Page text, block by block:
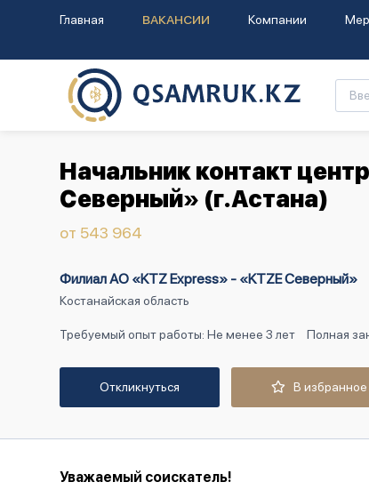
Главная ВАКАНСИИ Компании
Начальник контакт
Северный» (г.Астана)
от 543 964
Филиал АО «KTZ Express» - «KTZE Северный»
Костанайская область
Требуемый опыт работы: Не менее 3 лет Полная
Откликнуться В избранное
Уважаемый соискатель!